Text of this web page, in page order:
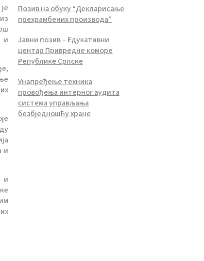
и
и
и
Позив на обуку “Декларисање
прехрамбених производа”
Јавни позив – Едукативни
центар Привредне коморе
Републике Српске
Унапређење техника
провођења интерног аудита
система управљања
безбједношћу хране